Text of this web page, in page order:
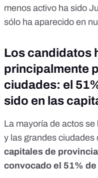
menos activo ha sido
sólo ha aparecido en
Los candidatos
principalmente
ciudades: el
sido en las
La mayoría de actos
y las grandes ciudades
capitales de
convocado el 51%